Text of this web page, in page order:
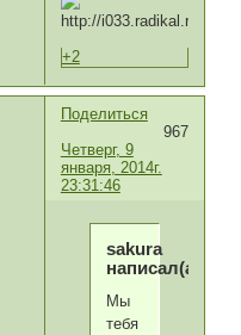
+2
Поделиться
967
Четверг, 9
января, 2014г.
23:31:46
sakura
написал(а):
Мы
тебя